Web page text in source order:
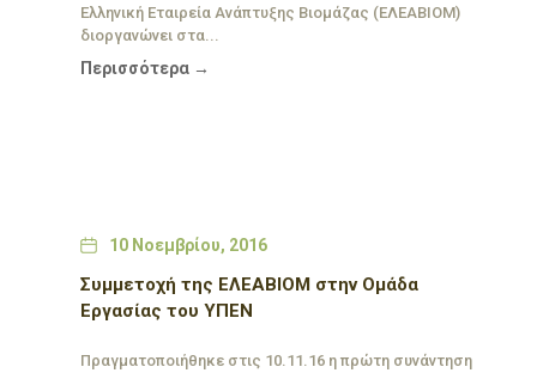
Ελληνική Εταιρεία Ανάπτυξης Βιομάζας (ΕΛΕΑΒΙΟΜ)
διοργανώνει στα...
Περισσότερα →
Συμμετοχή της ΕΛΕΑΒΙΟΜ στην Ομάδα
Εργασίας του ΥΠΕΝ
Date10 Νοεμβρίου, 2016
Πραγματοποιήθηκε στις 10.11.16 η πρώτη συνάντηση